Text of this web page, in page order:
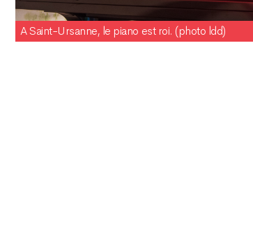
A Saint-Ursanne, le piano est roi. (photo ldd)